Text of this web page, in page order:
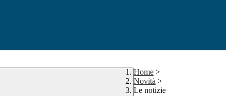
Home >
Novità >
Le notizie